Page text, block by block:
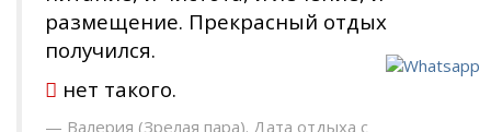
размещение. Прекрасный отдых
получился.
нет такого.
Валерия (Зрелая пара). Дата отдыха с